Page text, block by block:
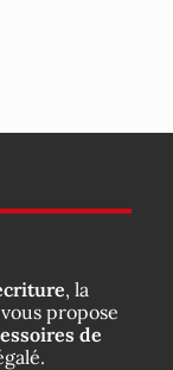
, la
vous propose
de